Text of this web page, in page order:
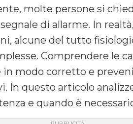
molte persone si
di allarme. In
alcune del tutto
Comprendere le
modo corretto e
In questo articolo
e quando è